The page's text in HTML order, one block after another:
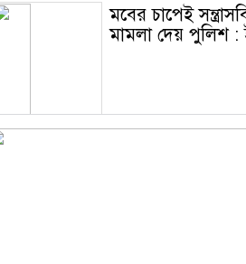
মবের চাপেই
মামলা দেয় পুলিশ :